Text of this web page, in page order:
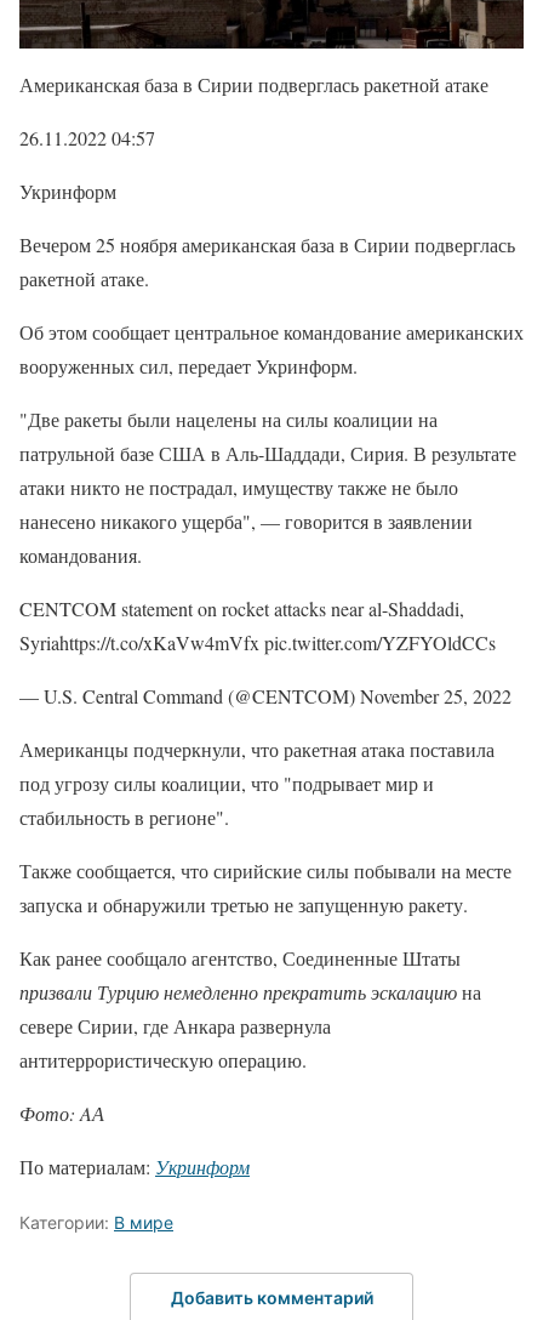
Американская база в Сирии подверглась ракетной атаке
26.11.2022 04:57
Укринформ
Вечером 25 ноября американская база в Сирии подверглась
ракетной атаке.
Об этом сообщает центральное командование американских
вооруженных сил, передает Укринформ.
"Две ракеты были нацелены на силы коалиции на
патрульной базе США в Аль-Шаддади, Сирия. В результате
атаки никто не пострадал, имуществу также не было
нанесено никакого ущерба", — говорится в заявлении
командования.
CENTCOM statement on rocket attacks near al-Shaddadi,
Syriahttps://t.co/xKaVw4mVfx pic.twitter.com/YZFYOldCCs
— U.S. Central Command (@CENTCOM) November 25, 2022
Американцы подчеркнули, что ракетная атака поставила
под угрозу силы коалиции, что "подрывает мир и
стабильность в регионе".
Также сообщается, что сирийские силы побывали на месте
запуска и обнаружили третью не запущенную ракету.
Как ранее сообщало агентство, Соединенные Штаты
призвали Турцию немедленно прекратить эскалациюна
севере Сирии, где Анкара развернула
антитеррористическую операцию.
Фото: AА
По материалам: Укринформ
Категории: В мире
Добавить комментарий